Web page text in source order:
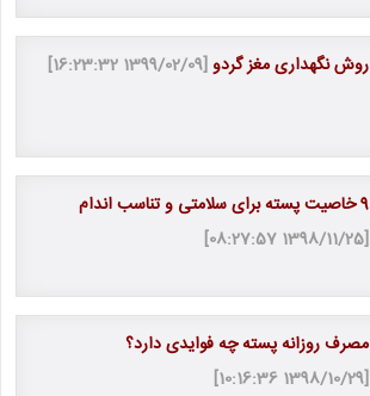
روش نگهداری مغز گردو[1399/02/09 16:23:32]
9 خاصیت پسته برای سلامتی و تناسب اندام
[1398/11/25 08:27:57]
مصرف روزانه پسته چه فوایدی دارد؟
[1398/10/29 10:16:36]